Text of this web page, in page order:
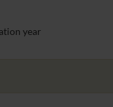
year